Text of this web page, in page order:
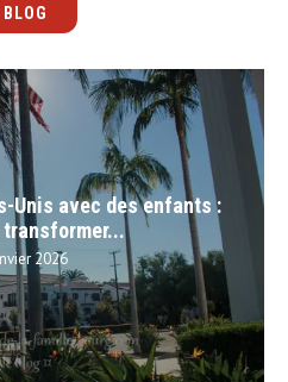
Unis avec des enfants :
transformer...
2026